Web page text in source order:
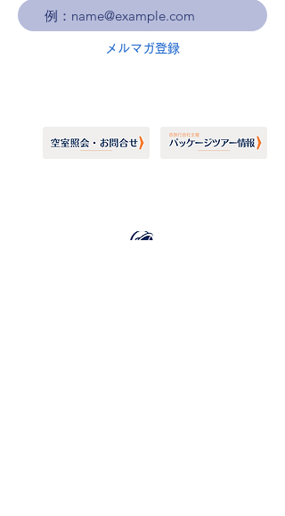
メルマガ登録